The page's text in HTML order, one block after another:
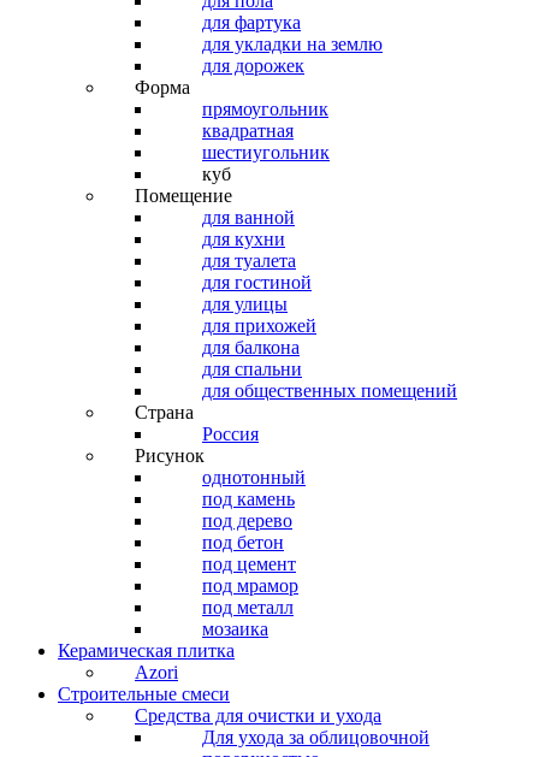
для фартука
для укладки на землю
для дорожек
Форма
прямоугольник
квадратная
шестиугольник
куб
Помещение
для ванной
для кухни
для туалета
для гостиной
для улицы
для прихожей
для балкона
для спальни
для общественных помещений
Страна
Россия
Рисунок
однотонный
под камень
под дерево
под бетон
под цемент
под мрамор
под металл
мозаика
Керамическая плитка
Azori
Строительные смеси
Средства для очистки и ухода
Для ухода за облицовочной